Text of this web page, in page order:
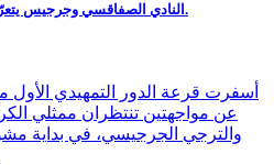
النادي الصفاقسي وجرجيس يتعرّفان على منافسيهما في كأس الكاف.
أسفرت قرعة الدور التمهيدي الأول
عن مواجهتين تنتظران ممثلي
والترجي الجرجيسي، في بداية